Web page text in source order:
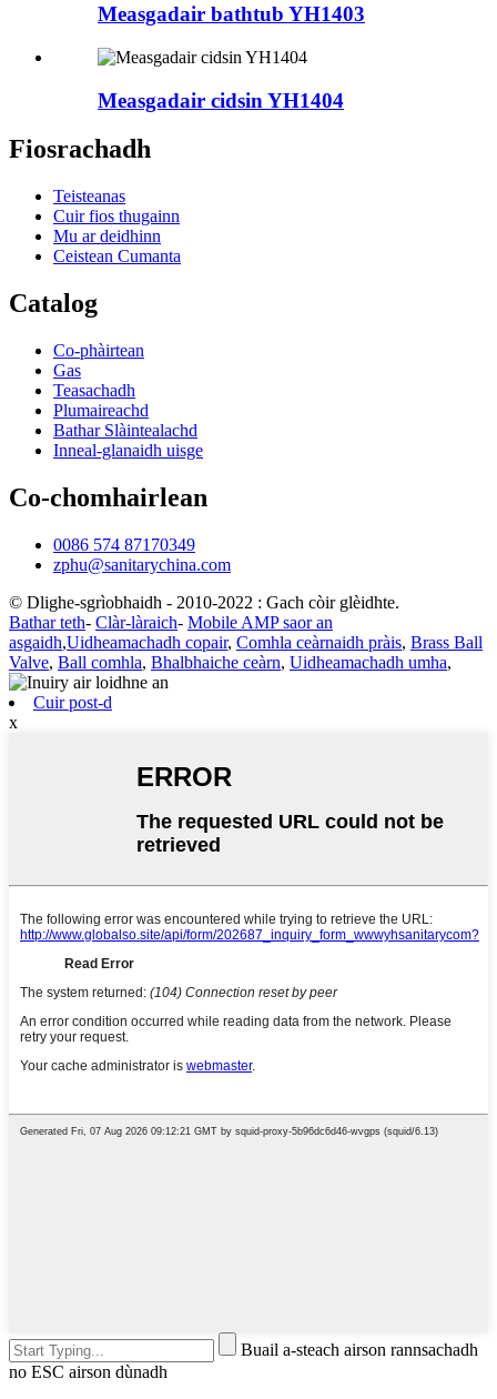
Measgadair bathtub YH1403
Measgadair cidsin YH1404
Fiosrachadh
Teisteanas
Cuir fios thugainn
Mu ar deidhinn
Ceistean Cumanta
Catalog
Co-phàirtean
Gas
Teasachadh
Plumaireachd
Bathar Slàintealachd
Inneal-glanaidh uisge
Co-chomhairlean
0086 574 87170349
zphu@sanitarychina.com
© Dlighe-sgrìobhaidh - 2010-2022 : Gach còir glèidhte.
Bathar teth- Clàr-làraich- Mobile AMP saor an
asgaidh,Uidheamachadh copair, Comhla ceàrnaidh pràis, Brass Ball
Valve, Ball comhla, Bhalbhaiche ceàrn, Uidheamachadh umha,
Cuir post-d
x
Buail a-steach airson rannsachadh
no ESC airson dùnadh